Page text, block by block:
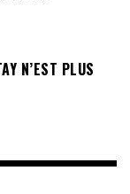
N’EST PLUS